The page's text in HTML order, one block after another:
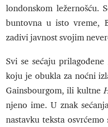
londonskom ležernošću.
buntovna u isto vreme,
zadivi javnost svojim
Svi se sećaju prilagođene
koju je obukla za noćni
Gainsbourgom, ili kultne
njeno ime. U znak
nastavku teksta